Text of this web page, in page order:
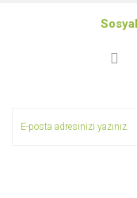
kullanarak tarafımıza
Görüş ve önerileriniz
Ürün